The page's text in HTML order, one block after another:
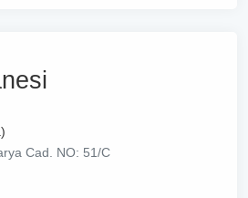
Cad. NO: 51/C